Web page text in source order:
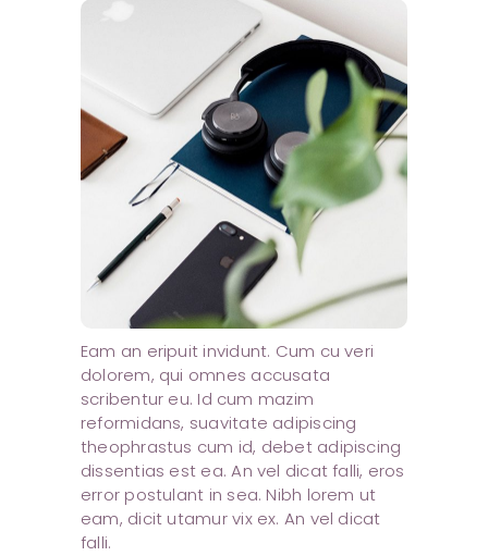
Eam an eripuit invidunt. Cum cu veri
dolorem, qui omnes accusata
scribentur eu. Id cum mazim
reformidans, suavitate adipiscing
theophrastus cum id, debet adipiscing
dissentias est ea. An vel dicat falli, eros
error postulant in sea. Nibh lorem ut
eam, dicit utamur vix ex. An vel dicat
falli.